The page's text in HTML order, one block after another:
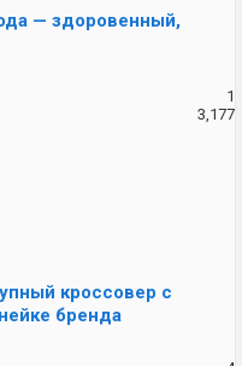
— здоровенный,
1
3,177
кроссовер с
бренда